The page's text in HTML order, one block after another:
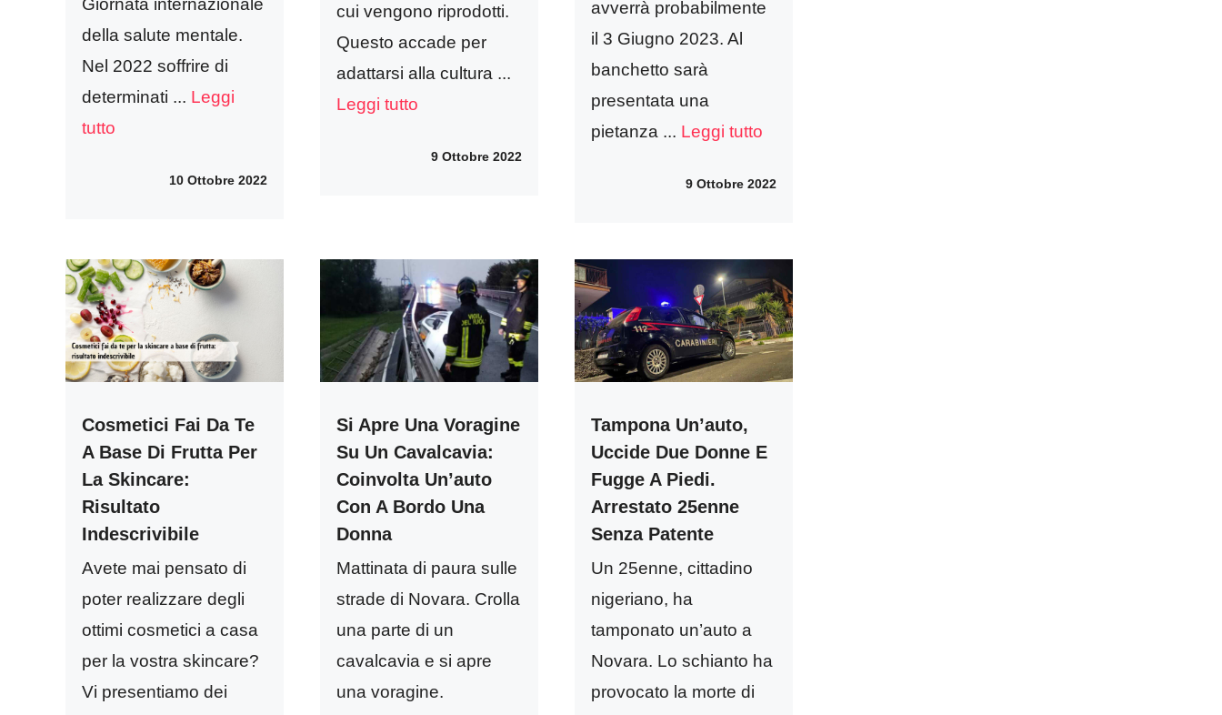
Giornata internazionale
della salute mentale.
Nel 2022 soffrire di
determinati ... Leggi
tutto
10 Ottobre 2022
cui vengono riprodotti.
Questo accade per
adattarsi alla cultura ...
Leggi tutto
9 Ottobre 2022
avverrà probabilmente
il 3 Giugno 2023. Al
banchetto sarà
presentata una
pietanza ... Leggi tutto
9 Ottobre 2022
Cosmetici Fai Da Te
A Base Di Frutta Per
La Skincare:
Risultato
Indescrivibile
Avete mai pensato di
poter realizzare degli
ottimi cosmetici a casa
per la vostra skincare?
Vi presentiamo dei
Si Apre Una Voragine
Su Un Cavalcavia:
Coinvolta Un’auto
Con A Bordo Una
Donna
Mattinata di paura sulle
strade di Novara. Crolla
una parte di un
cavalcavia e si apre
una voragine.
Tampona Un’auto,
Uccide Due Donne E
Fugge A Piedi.
Arrestato 25enne
Senza Patente
Un 25enne, cittadino
nigeriano, ha
tamponato un’auto a
Novara. Lo schianto ha
provocato la morte di